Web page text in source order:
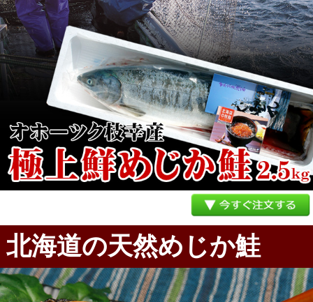
北海道の天然めじか鮭